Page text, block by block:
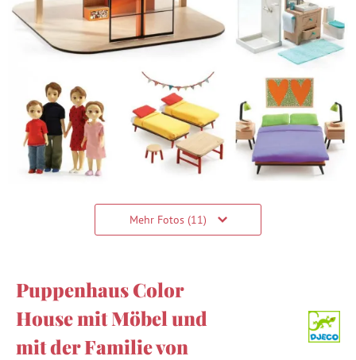
Mehr Fotos (11)
Puppenhaus Color
House mit Möbel und
mit der Familie von